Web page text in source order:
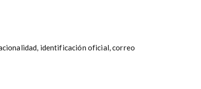
identificación oficial, correo